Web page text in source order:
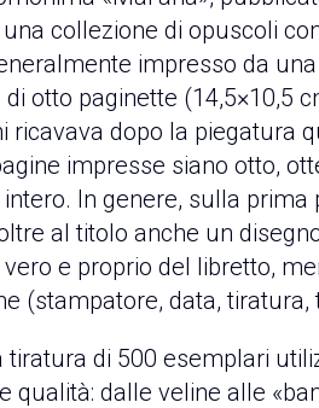
collezione di opuscoli
impresso da
otto paginette (14,5×10,5
ricavava dopo la piegatura
impresse siano otto,
In genere, sulla prima
al titolo anche un
e proprio del libretto,
(stampatore, data, tiratura,
di 500 esemplari
dalle veline alle